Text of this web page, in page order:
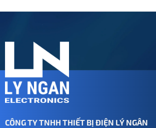
CÔNG TY TNHH THIẾT BỊ ĐIỆN LÝ NGÂN